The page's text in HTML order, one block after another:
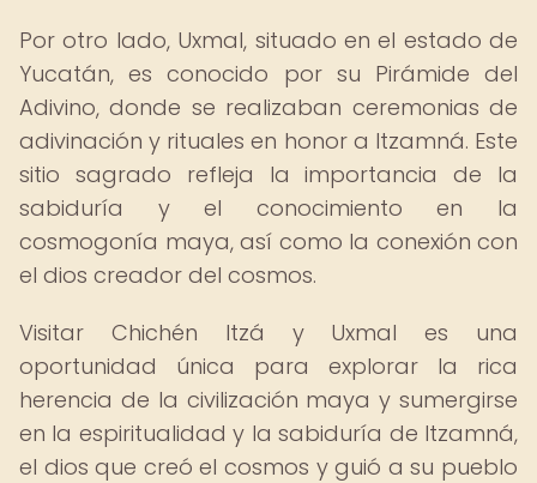
Por otro lado, Uxmal, situado en el estado de
Yucatán, es conocido por su Pirámide del
Adivino, donde se realizaban ceremonias de
adivinación y rituales en honor a Itzamná. Este
sitio sagrado refleja la importancia de la
sabiduría y el conocimiento en la
cosmogonía maya, así como la conexión con
el dios creador del cosmos.
Visitar Chichén Itzá y Uxmal es una
oportunidad única para explorar la rica
herencia de la civilización maya y sumergirse
en la espiritualidad y la sabiduría de Itzamná,
el dios que creó el cosmos y guió a su pueblo